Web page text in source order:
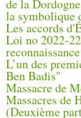
de la
la symbolique
Les accords
Loi no 2022-
L’un des
Ben Badis"
Massacre de
Massacres de
(Deuxième